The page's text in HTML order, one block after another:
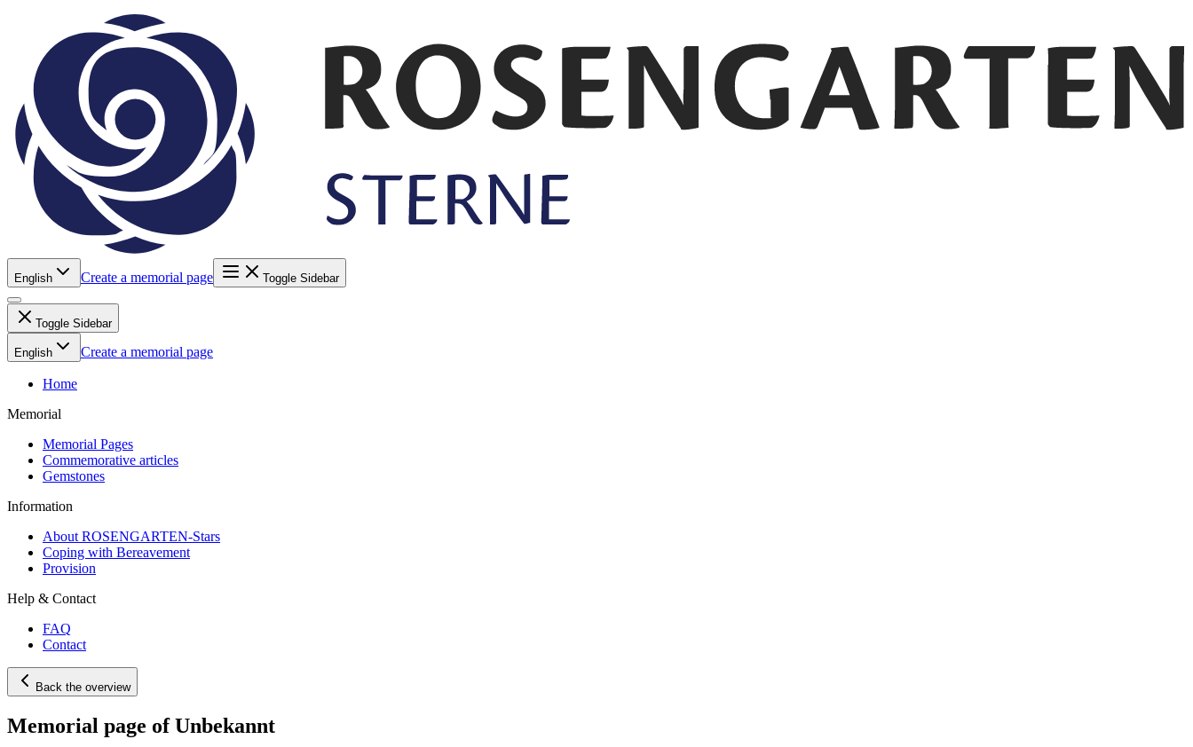
English Create a memorial page Toggle Sidebar
Toggle Sidebar
English Create a memorial page
Home
Memorial
Memorial Pages
Commemorative articles
Gemstones
Information
About ROSENGARTEN-Stars
Coping with Bereavement
Provision
Help & Contact
FAQ
Contact
Back the overview
Memorial page of Unbekannt